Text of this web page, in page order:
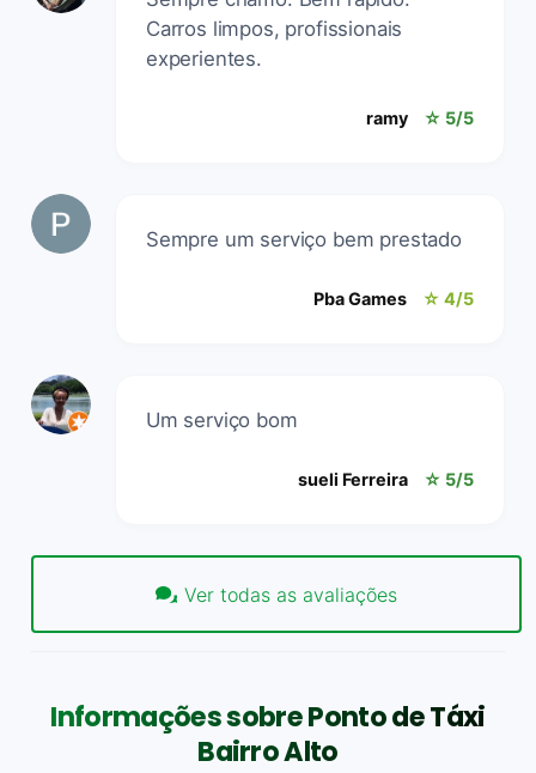
Carros limpos, profissionais
experientes.
ramy ☆ 5/5
Sempre um serviço bem prestado
Pba Games ☆ 4/5
Um serviço bom
sueli Ferreira ☆ 5/5
Ver todas as avaliações
Informações sobre Ponto de Táxi
Bairro Alto